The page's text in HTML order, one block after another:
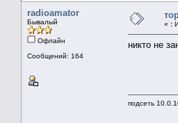
radioamator
Бывалый
Офлайн
Сообщений: 164
« :
никто не
подсеть